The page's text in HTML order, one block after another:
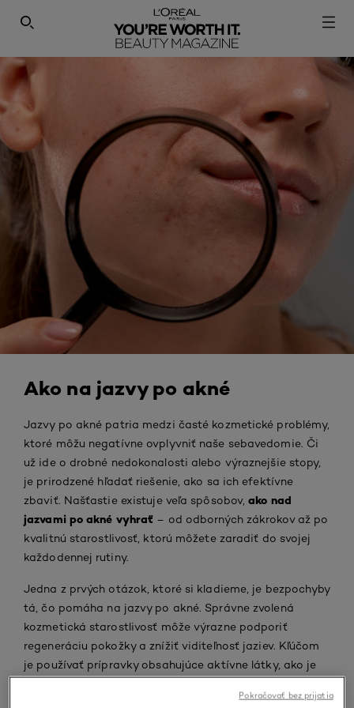
SEARCH THIS SITE
Ako na jazvy po akné
Jazvy po akné patria medzi časté kozmetické problémy,
ktoré môžu negatívne ovplyvniť naše sebavedomie. Či
už ide o drobné nedokonalosti alebo výraznejšie stopy,
je prirodzené hľadať riešenie, ako sa ich efektívne
zbaviť. Našťastie existuje veľa spôsobov,ako nad
jazvami po akné vyhrať – od odborných zákrokov až po
kvalitnú starostlivosť, ktorú môžete zaradiť do svojej
každodennej rutiny.
Jedna z prvých otázok, ktoré si kladieme, je bezpochyby
tá, čo pomáha na jazvy po akné. Správne zvolená
kozmetická starostlivosť môže výrazne podporiť
regeneráciu pokožky a znížiť viditeľnosť jaziev. Kľúčom
je používať prípravky obsahujúce aktívne látky, ako je
L'Oréal Parispredstavujú
Pokračovať bez prijatia